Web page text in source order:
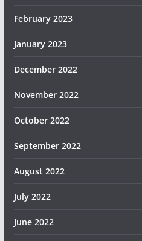
February 2023
January 2023
December 2022
November 2022
October 2022
September 2022
August 2022
July 2022
June 2022